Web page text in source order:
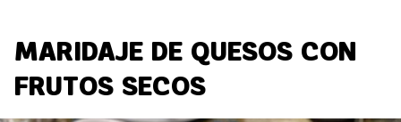
MARIDAJE DE QUESOS CON
FRUTOS SECOS